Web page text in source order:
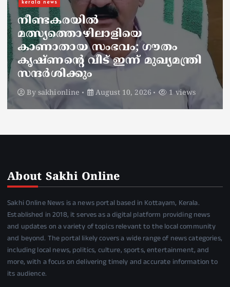
കേരളത്തിൽ ബിജെപി ഭരിച്ചാൽ
എന്താണ് നടക്കുക അതാണ്
യുഡിഎഫ് സർക്കാർ
നടപ്പിലാക്കുന്നത്; വന്ദേ മാതര
വിവാദത്തിൽ മുഹമ്മദ് റിയാസ്
എംഎൽഎ
By sakhionline August 10, 2026 1 views
About Sakhi Online
Sakhi Online News is a news portal based in Kottayam, Kerala.
Established in 2018, it serves as a digital platform providing news
and updates on a variety of topics relevant to the local community
and beyond. The portal likely covers a wide range of news categories,
including local news, politics, culture, sports, entertainment, and
more, with a focus on delivering timely and accurate information to
its audience.